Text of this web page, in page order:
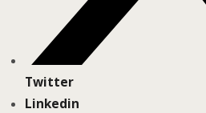
Twitter
Linkedin